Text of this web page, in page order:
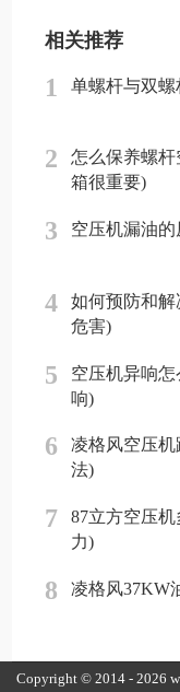
相关推荐
1 单螺杆与双
2
怎么保养螺
箱很重要)
3 空压机漏油
4
如何预防和
危害)
5
空压机异响
响)
6
凌格风空压
法)
7
87立方空压
力)
8 凌格风37KW
Copyright © 2014 - 2026